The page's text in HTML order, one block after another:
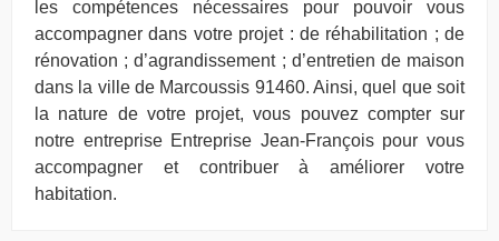
les compétences nécessaires pour pouvoir vous
accompagner dans votre projet : de réhabilitation ; de
rénovation ; d’agrandissement ; d’entretien de maison
dans la ville de Marcoussis 91460. Ainsi, quel que soit
la nature de votre projet, vous pouvez compter sur
notre entreprise Entreprise Jean-François pour vous
accompagner et contribuer à améliorer votre
habitation.